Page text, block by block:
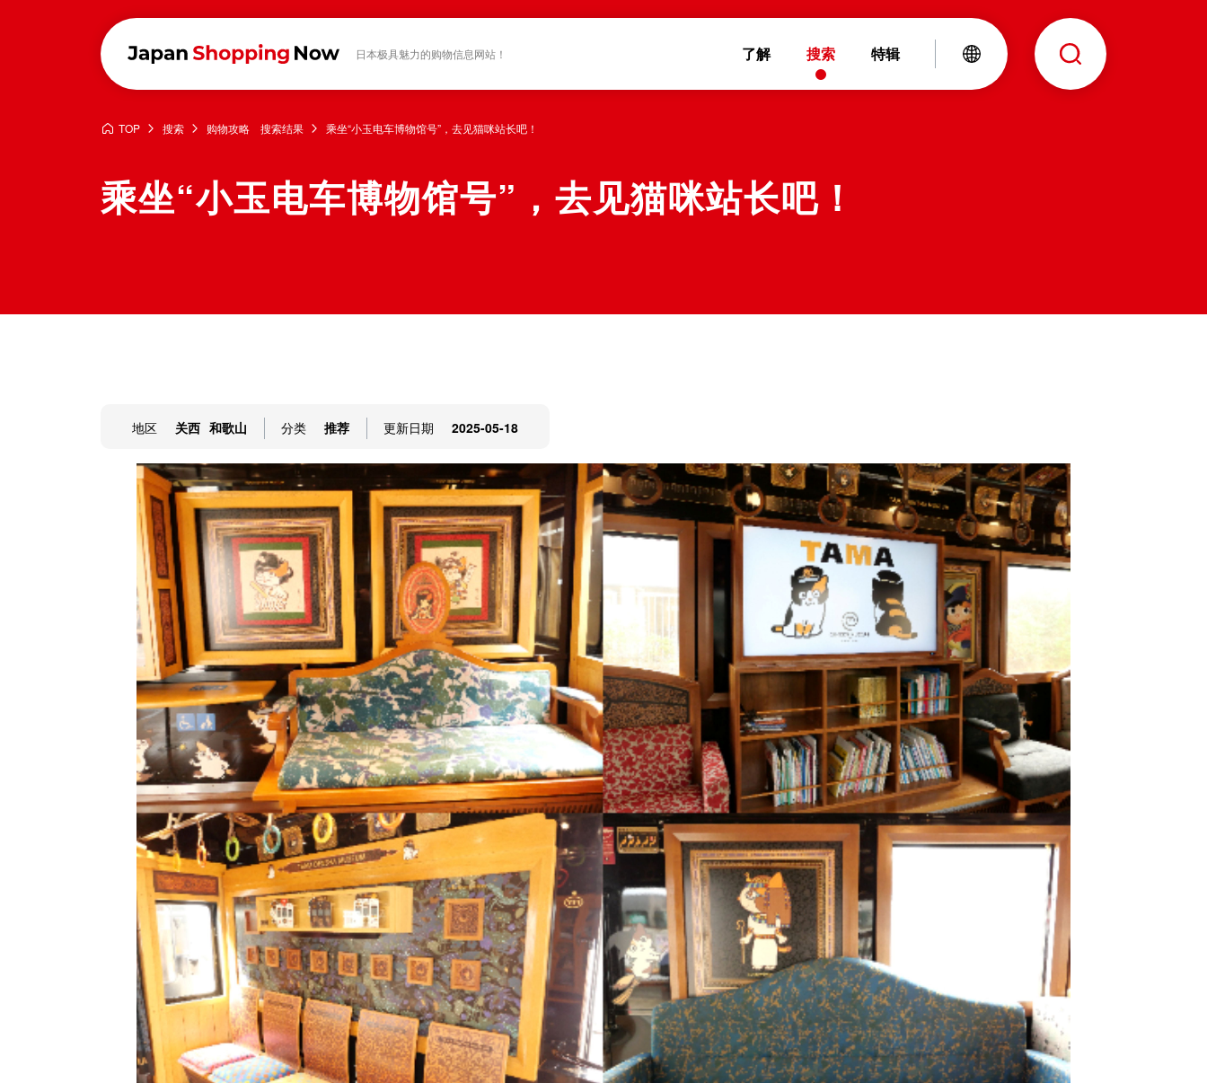
日本极具魅力的购物信息网站！ 了解 搜索 特辑
TOP 搜索 购物攻略 搜索结果 乘坐“小玉电车博物馆号”，去见猫咪站长吧！
乘坐“小玉电车博物馆号”，去见猫咪站长吧！
地区 关西 和歌山 分类 推荐 更新日期 2025-05-18